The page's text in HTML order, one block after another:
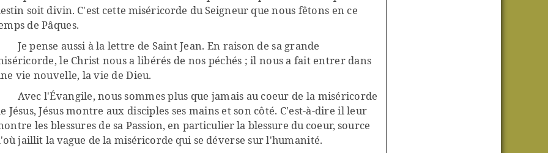
soit divin. C'est cette miséricorde du Seigneur que nous fêtons en ce
de Pâques.
Je pense aussi à la lettre de Saint Jean. En raison de sa grande
le Christ nous a libérés de nos péchés ; il nous a fait entrer dans
vie nouvelle, la vie de Dieu.
Avec l'Évangile, nous sommes plus que jamais au coeur de la miséricorde
Jésus, Jésus montre aux disciples ses mains et son côté. C'est-à-dire il leur
les blessures de sa Passion, en particulier la blessure du coeur, source
jaillit la vague de la miséricorde qui se déverse sur l'humanité.